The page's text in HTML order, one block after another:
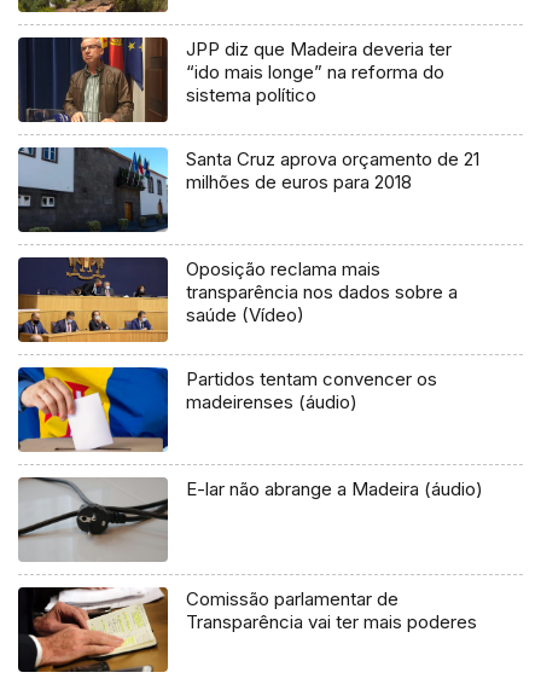
JPP diz que Madeira deveria ter
“ido mais longe” na reforma do
sistema político
Santa Cruz aprova orçamento de 21
milhões de euros para 2018
Oposição reclama mais
transparência nos dados sobre a
saúde (Vídeo)
Partidos tentam convencer os
madeirenses (áudio)
E-lar não abrange a Madeira (áudio)
Comissão parlamentar de
Transparência vai ter mais poderes